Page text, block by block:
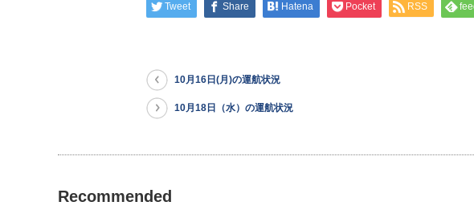
Tweet Share Hatena Pocket RSS
10月16日(月)の運航状況
10月18日（水）の運航状況
Recommended